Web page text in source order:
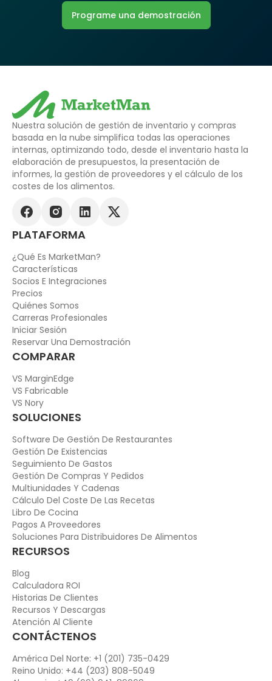
Programe una demostración
Nuestra solución de gestión de inventario y compras
basada en la nube simplifica todas las operaciones
internas, optimizando todo, desde el inventario hasta la
elaboración de presupuestos, la presentación de
informes, la gestión de proveedores y el cálculo de los
costes de los alimentos.
PLATAFORMA
¿Qué Es MarketMan?
Características
Socios E Integraciones
Precios
Quiénes Somos
Carreras Profesionales
Iniciar Sesión
Reservar Una Demostración
COMPARAR
VS MarginEdge
VS Fabricable
VS Nory
SOLUCIONES
Software De Gestión De Restaurantes
Gestión De Existencias
Seguimiento De Gastos
Gestión De Compras Y Pedidos
Multiunidades Y Cadenas
Cálculo Del Coste De Las Recetas
Libro De Cocina
Pagos A Proveedores
Soluciones Para Distribuidores De Alimentos
RECURSOS
Blog
Calculadora ROI
Historias De Clientes
Recursos Y Descargas
Atención Al Cliente
CONTÁCTENOS
América Del Norte: +1 (201) 735-0429
Reino Unido: +44 (203) 808-5049